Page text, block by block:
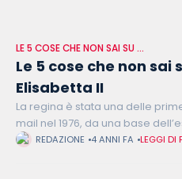
LE 5 COSE CHE NON SAI SU …
Le 5 cose che non sai
Elisabetta II
La regina è stata una delle
mail nel 1976, da una base
della regina erano molte le
REDAZIONE 4 ANNI FA LEGGI DI